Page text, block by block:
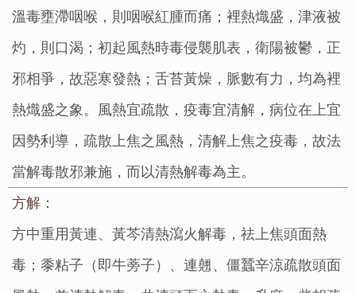
溫毒壅滯咽喉，則咽喉紅腫而痛；裡熱熾盛，津液被
灼，則口渴；初起風熱時毒侵襲肌表，衛陽被鬱，正
邪相爭，故惡寒發熱；舌苔黃燥，脈數有力，均為裡
熱熾盛之象。風熱宜疏散，疫毒宜清解，病位在上宜
因勢利導，疏散上焦之風熱，清解上焦之疫毒，故法
當解毒散邪兼施，而以清熱解毒為主。
方解：
方中重用黃連、黃芩清熱瀉火解毒，祛上焦頭面熱
毒；黍粘子（即牛蒡子）、連翹、僵蠶辛涼疏散頭面